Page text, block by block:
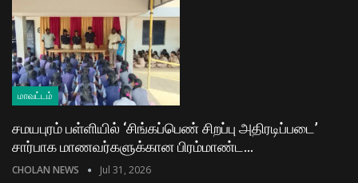
மாவட்டம்
சமயபுரம் பள்ளியில் ‘சிங்கப்பெண் சிறப்பு அதிரடிப்படை’
சார்பாக மாணவர்களுக்கான பிரம்மாண்ட…
CHOLAN NEWS Jul 31, 2026